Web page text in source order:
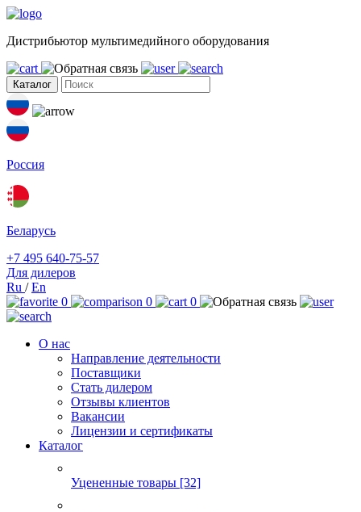
Дистрибьютор мультимедийного оборудования
Каталог
Россия
Беларусь
+7 495 640-75-57
Для дилеров
Ru /En
0
0 0
О нас
Направление деятельности
Поставщики
Стать дилером
Отзывы клиентов
Вакансии
Лицензии и сертификаты
Каталог
Уцененные товары [32]